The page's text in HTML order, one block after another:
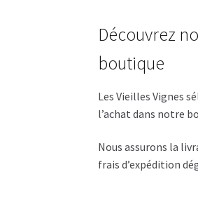
Découvrez
boutique
Les Vieilles Vignes
l’achat dans notre
Nous assurons la
frais d’expédition